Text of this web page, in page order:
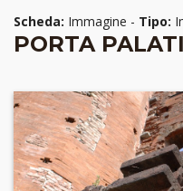
Scheda: Immagine - Tipo:
PORTA